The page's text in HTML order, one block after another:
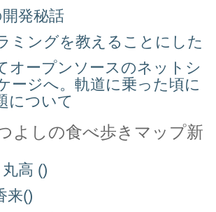
発秘話
ミングを教えることにした
オープンソースのネットシ
ージへ。軌道に乗った頃に
について
よしの食べ歩きマップ新
高 ()
来()